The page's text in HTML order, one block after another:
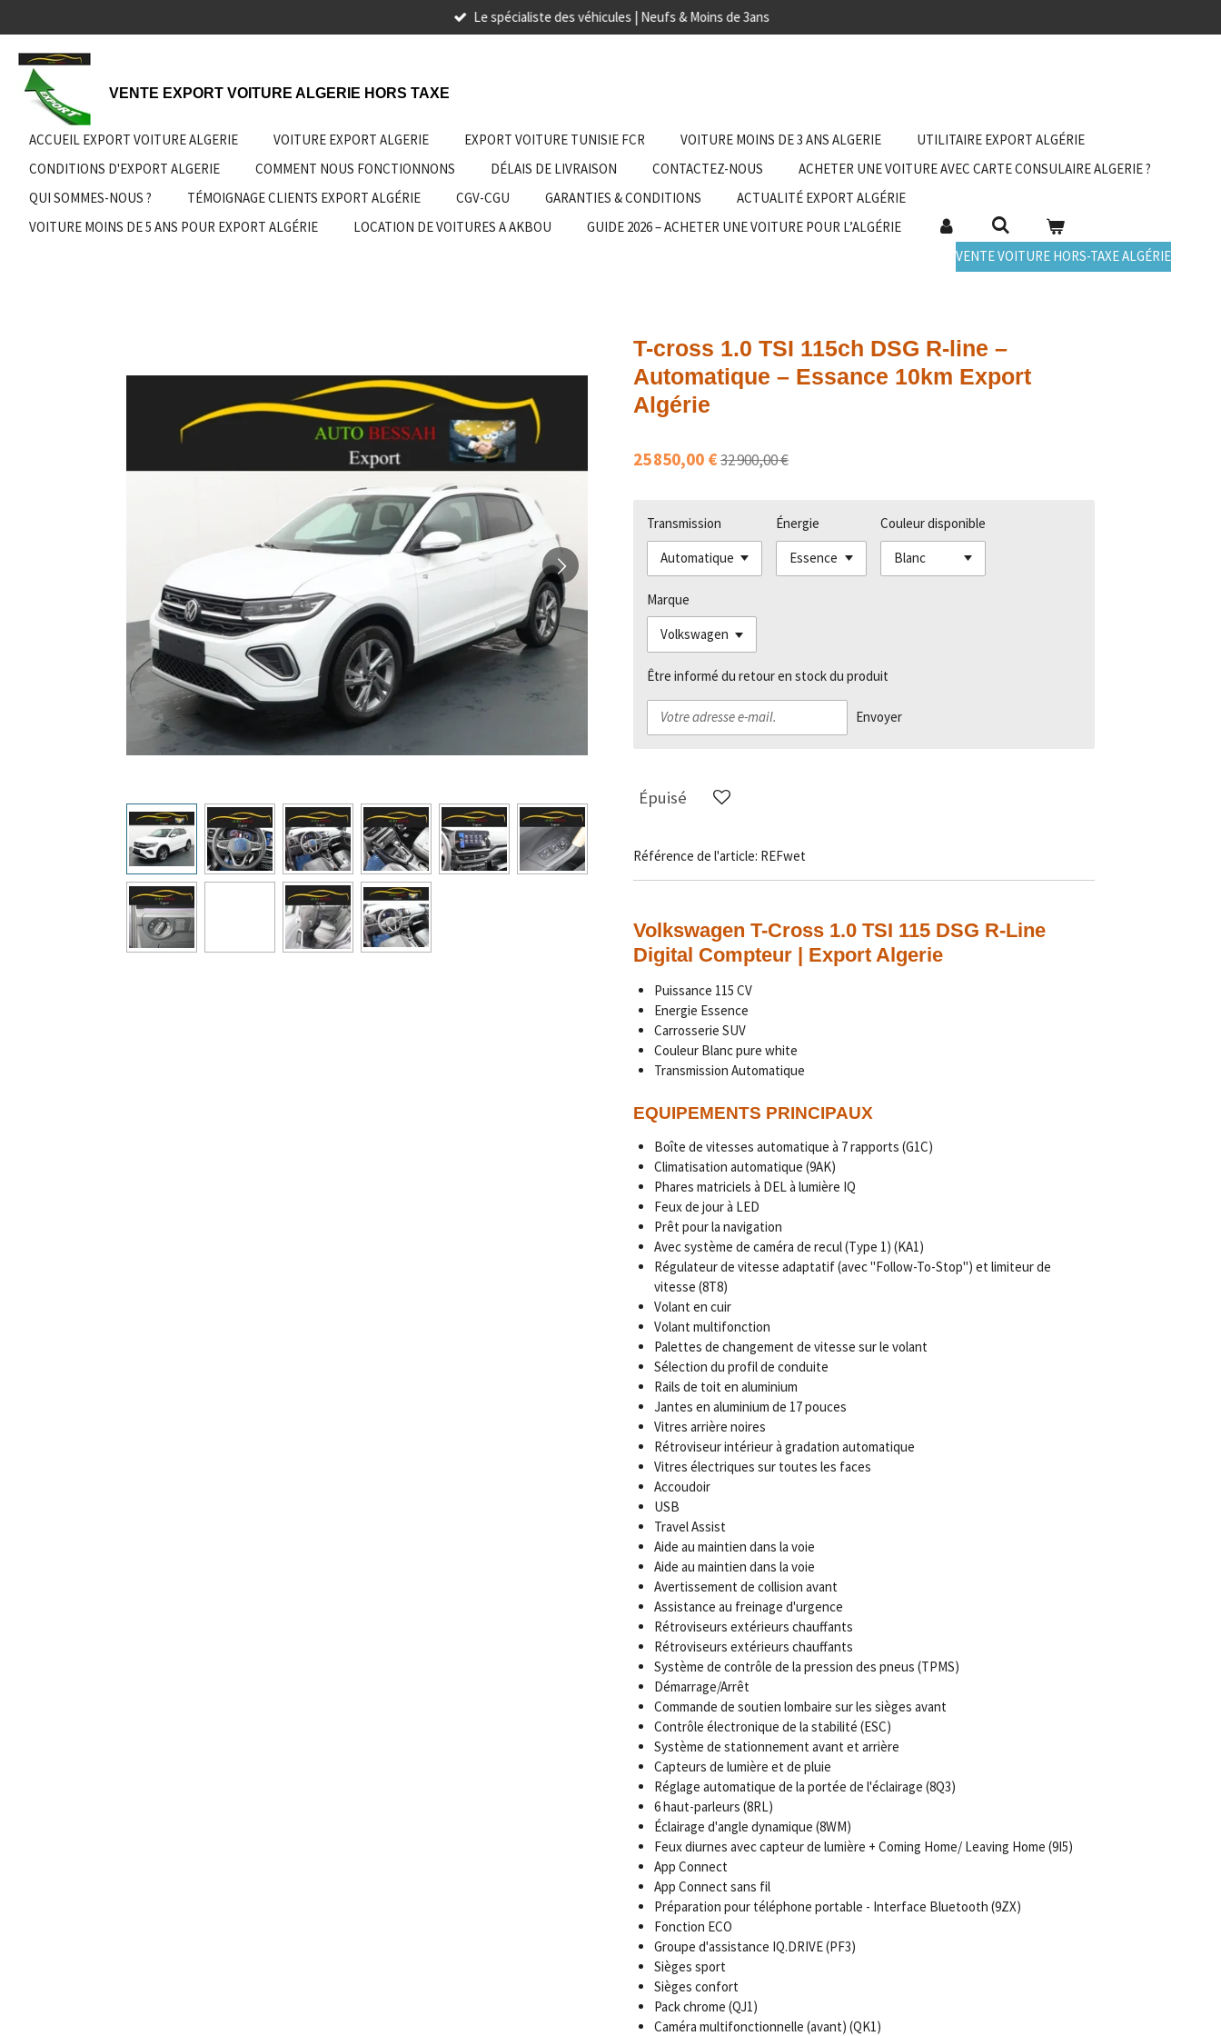
au
contenu
principal
Le spécialiste des véhicules | Neufs & Moins de 3ans
VENTE EXPORT VOITURE ALGERIE HORS TAXE
ACCUEIL EXPORT VOITURE ALGERIE VOITURE EXPORT ALGERIE EXPORT VOITURE TUNISIE FCR VOITURE MOINS DE 3 ANS ALGERIE
UTILITAIRE EXPORT ALGÉRIE
CONDITIONS D'EXPORT ALGERIE
COMMENT NOUS FONCTIONNONS DÉLAIS DE LIVRAISON CONTACTEZ-NOUS
ACHETER UNE VOITURE AVEC CARTE CONSULAIRE ALGERIE ?
QUI SOMMES-NOUS ?
TÉMOIGNAGE CLIENTS EXPORT ALGÉRIE CGV-CGU GARANTIES & CONDITIONS
ACTUALITÉ EXPORT ALGÉRIE
VOITURE MOINS DE 5 ANS POUR EXPORT ALGÉRIE
LOCATION DE VOITURES A AKBOU
GUIDE 2026 – ACHETER UNE VOITURE POUR L’ALGÉRIE
VENTE VOITURE HORS-TAXE ALGÉRIE
T-cross 1.0 TSI 115ch DSG R-line –
Automatique – Essance 10km Export
Algérie
25 850,00 €32 900,00 €
Transmission Énergie Couleur disponible
Marque
Être informé du retour en stock du produit
Envoyer
Épuisé
Référence de l'article: REFwet
Volkswagen T-Cross 1.0 TSI 115 DSG R-Line
Digital Compteur | Export Algerie
Puissance 115 CV
Energie Essence
Carrosserie SUV
Couleur Blanc pure white
Transmission Automatique
EQUIPEMENTS PRINCIPAUX
Boîte de vitesses automatique à 7 rapports (G1C)
Climatisation automatique (9AK)
Phares matriciels à DEL à lumière IQ
Feux de jour à LED
Prêt pour la navigation
Avec système de caméra de recul (Type 1) (KA1)
Régulateur de vitesse adaptatif (avec "Follow-To-Stop") et limiteur de
vitesse (8T8)
Volant en cuir
Volant multifonction
Palettes de changement de vitesse sur le volant
Sélection du profil de conduite
Rails de toit en aluminium
Jantes en aluminium de 17 pouces
Vitres arrière noires
Rétroviseur intérieur à gradation automatique
Vitres électriques sur toutes les faces
Accoudoir
USB
Travel Assist
Aide au maintien dans la voie
Aide au maintien dans la voie
Avertissement de collision avant
Assistance au freinage d'urgence
Rétroviseurs extérieurs chauffants
Rétroviseurs extérieurs chauffants
Système de contrôle de la pression des pneus (TPMS)
Démarrage/Arrêt
Commande de soutien lombaire sur les sièges avant
Contrôle électronique de la stabilité (ESC)
Système de stationnement avant et arrière
Capteurs de lumière et de pluie
Réglage automatique de la portée de l'éclairage (8Q3)
6 haut-parleurs (8RL)
Éclairage d'angle dynamique (8WM)
Feux diurnes avec capteur de lumière + Coming Home/ Leaving Home (9I5)
App Connect
App Connect sans fil
Préparation pour téléphone portable - Interface Bluetooth (9ZX)
Fonction ECO
Groupe d'assistance IQ.DRIVE (PF3)
Sièges sport
Sièges confort
Pack chrome (QJ1)
Caméra multifonctionnelle (avant) (QK1)